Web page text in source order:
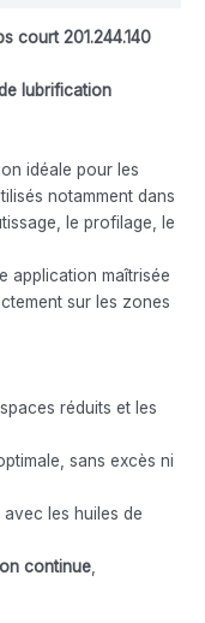
court 201.244.140
lubrification
idéale pour les
notamment dans
le profilage, le
application maîtrisée
sur les zones
réduits et les
sans excès ni
les huiles de
continue